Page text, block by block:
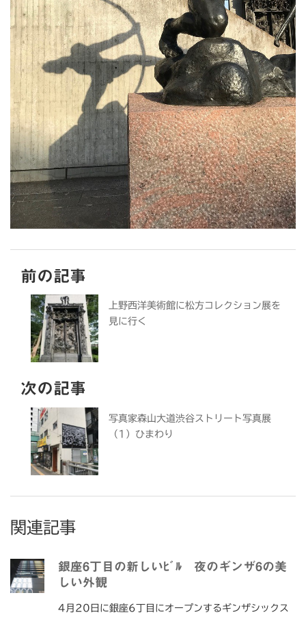
前の記事
上野西洋美術館に松方コレクション展を
見に行く
次の記事
写真家森山大道渋谷ストリート写真展
（1）ひまわり
関連記事
銀座6丁目の新しいﾋﾞﾙ 夜のギンザ6の美
しい外観
4月20日に銀座6丁目にオープンするギンザシックス